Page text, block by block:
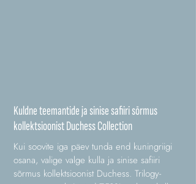
Kuldne teemantide ja sinise safiiri sõrmus
kollektsioonist Duchess Collection
Kui soovite iga päev tunda end kuningriigi
osana, valige valge kulla ja sinise safiiri
sõrmus kollektsioonist Duchess. Trilogy-